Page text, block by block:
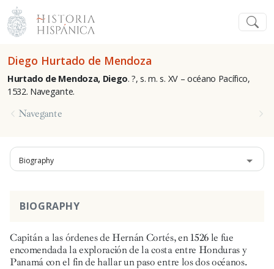
Diego Hurtado de Mendoza
Hurtado de Mendoza, Diego. ?, s. m. s. XV – océano Pacífico,
1532. Navegante.
Navegante
Biography
BIOGRAPHY
Capitán a las órdenes de Hernán Cortés, en 1526 le fue
encomendada la exploración de la costa entre Honduras y
Panamá con el fin de hallar un paso entre los dos océanos.